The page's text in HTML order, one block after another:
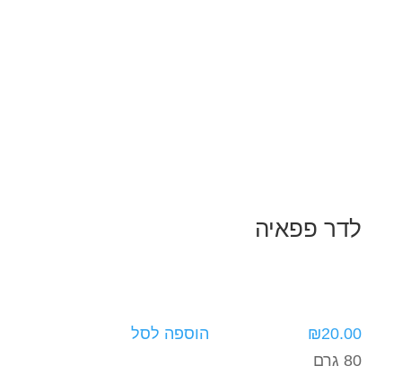
לדר פפאיה
₪20.00
הוספה לסל
80 גרם